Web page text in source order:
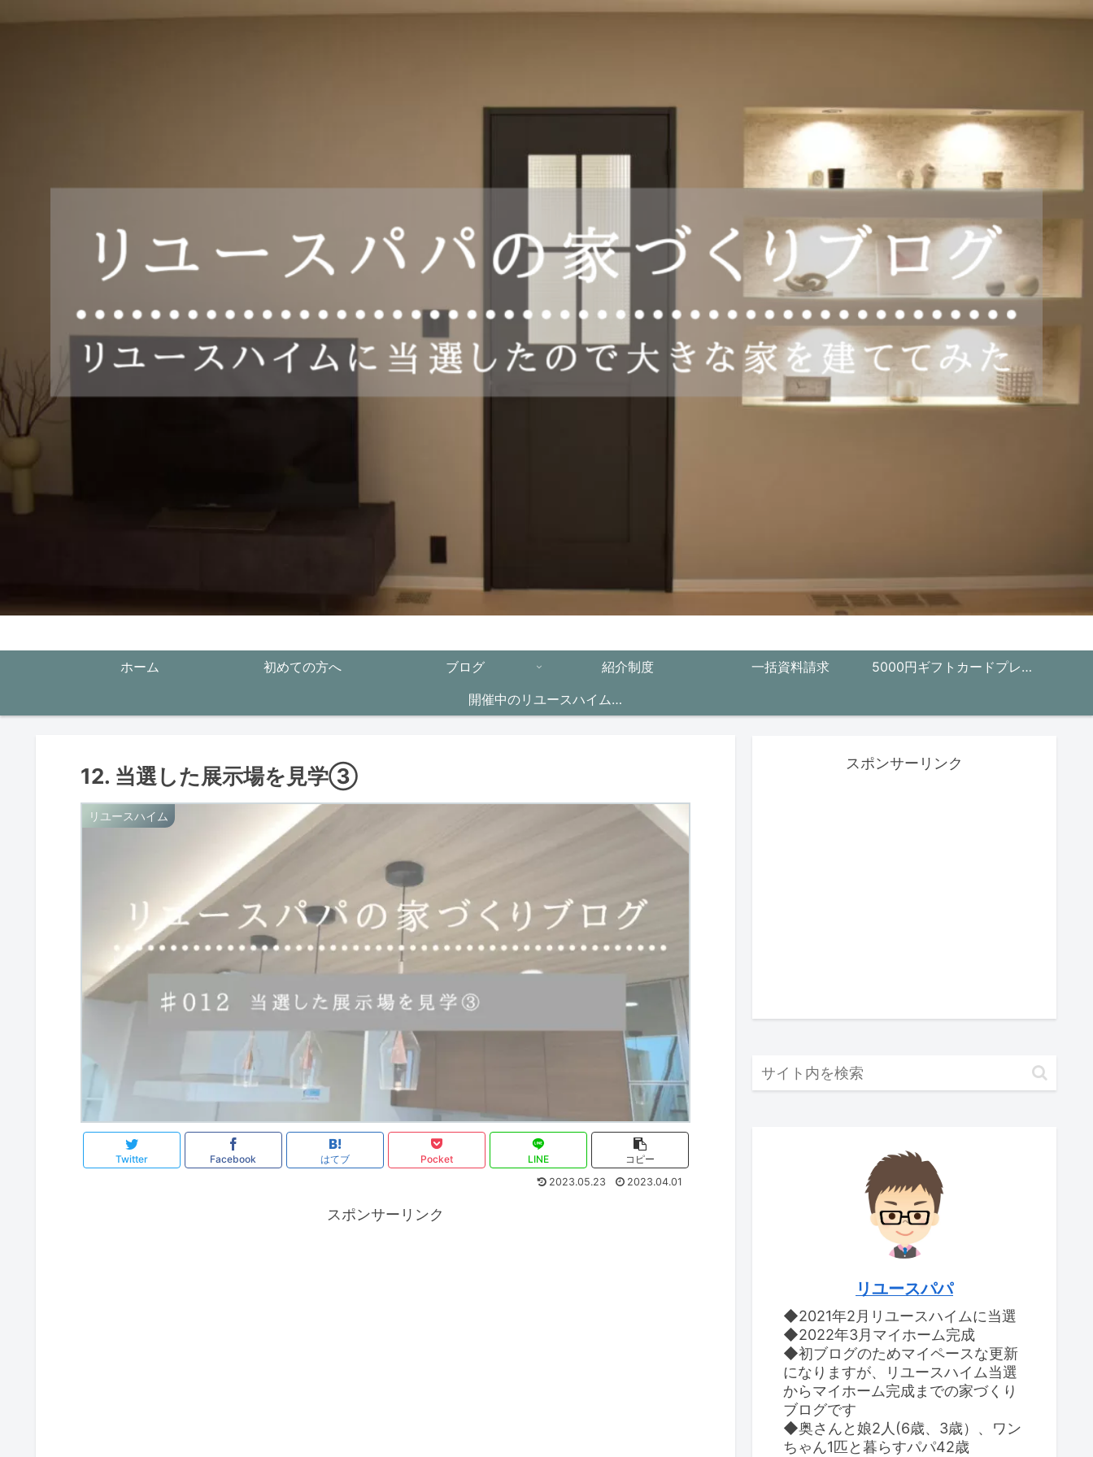
ホーム 初めての方へ ブログ 紹介制度 一括資料請求
5000円ギフトカードプレゼ
開催中のリユースハイムキ
12. 当選した展示場を見学③
リユースハイム
Twitter Facebook はてブ Pocket LINE
コピー
2023.05.23
2023.04.01
スポンサーリンク
スポンサーリンク
リユースパパ
◆2021年2月リユースハイムに当選
◆2022年3月マイホーム完成
◆初ブログのためマイペースな更新
になりますが、リユースハイム当選
からマイホーム完成までの家づくり
ブログです
◆奥さんと娘2人(6歳、3歳）、ワン
ちゃん1匹と暮らすパパ42歳